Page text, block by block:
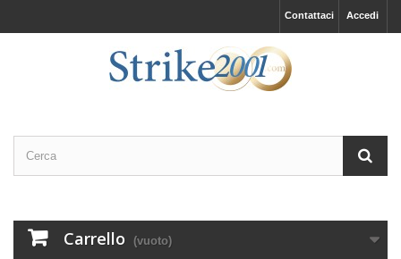
Accedi
Contattaci
Carrello (vuoto)